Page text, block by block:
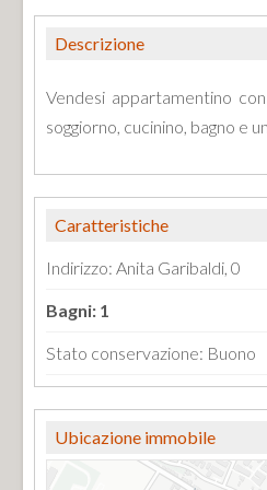
Descrizione
Vendesi appartamentino
soggiorno, cucinino, bagno e
Caratteristiche
Indirizzo: Anita Garibaldi, 0
Bagni: 1
Stato conservazione: Buono
Ubicazione immobile